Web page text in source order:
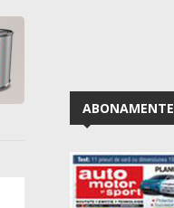
ABONAMENTE